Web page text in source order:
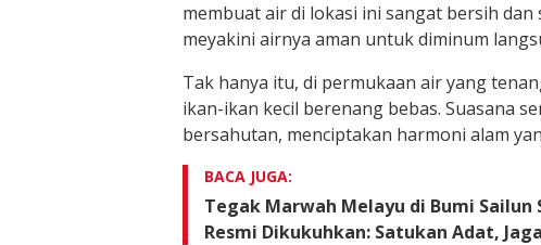
membuat air di lokasi ini sangat bersih
meyakini airnya aman untuk diminum
Tak hanya itu, di permukaan air yang
ikan-ikan kecil berenang bebas. Suasana
bersahutan, menciptakan harmoni alam
BACA JUGA:
Tegak Marwah Melayu di Bumi Sailun
Resmi Dikukuhkan: Satukan Adat,